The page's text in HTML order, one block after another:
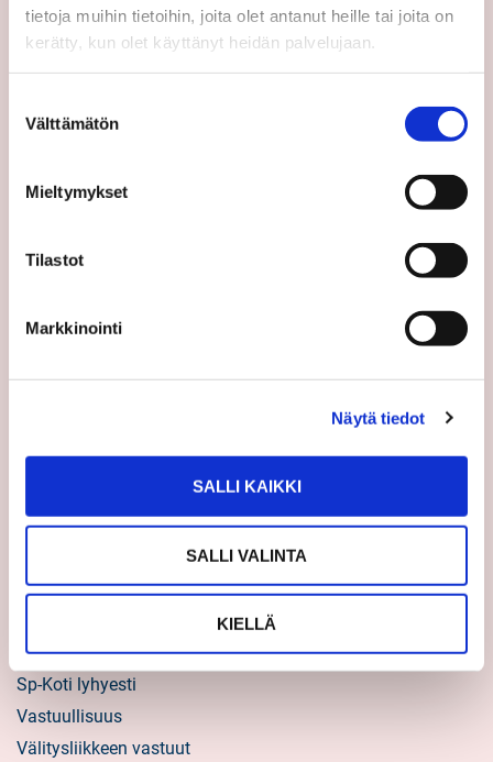
tietoja muihin tietoihin, joita olet antanut heille tai joita on
kerätty, kun olet käyttänyt heidän palvelujaan.
valinta
Välttämätön
Mieltymykset
Tilastot
Markkinointi
Näytä tiedot
SALLI KAIKKI
SALLI VALINTA
KIELLÄ
Yhteystiedot
Toimipisteet
Sp-Koti Keskusyksikkö
Ajankohtaista
Vinkit
Välittäjäksi
Yhteistyöyrittäjäksi
Sp-Koti lyhyesti
Vastuullisuus
Välitysliikkeen vastuut